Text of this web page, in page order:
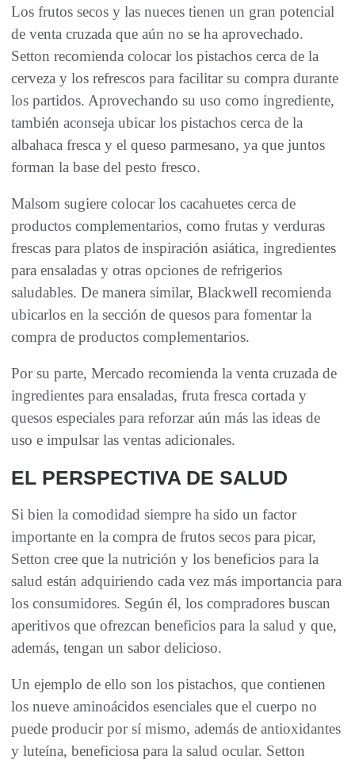
Los frutos secos y las nueces tienen un gran potencial
de venta cruzada que aún no se ha aprovechado.
Setton recomienda colocar los pistachos cerca de la
cerveza y los refrescos para facilitar su compra durante
los partidos. Aprovechando su uso como ingrediente,
también aconseja ubicar los pistachos cerca de la
albahaca fresca y el queso parmesano, ya que juntos
forman la base del pesto fresco.
Malsom sugiere colocar los cacahuetes cerca de
productos complementarios, como frutas y verduras
frescas para platos de inspiración asiática, ingredientes
para ensaladas y otras opciones de refrigerios
saludables. De manera similar, Blackwell recomienda
ubicarlos en la sección de quesos para fomentar la
compra de productos complementarios.
Por su parte, Mercado recomienda la venta cruzada de
ingredientes para ensaladas, fruta fresca cortada y
quesos especiales para reforzar aún más las ideas de
uso e impulsar las ventas adicionales.
EL PERSPECTIVA DE SALUD
Si bien la comodidad siempre ha sido un factor
importante en la compra de frutos secos para picar,
Setton cree que la nutrición y los beneficios para la
salud están adquiriendo cada vez más importancia para
los consumidores. Según él, los compradores buscan
aperitivos que ofrezcan beneficios para la salud y que,
además, tengan un sabor delicioso.
Un ejemplo de ello son los pistachos, que contienen
los nueve aminoácidos esenciales que el cuerpo no
puede producir por sí mismo, además de antioxidantes
y luteína, beneficiosa para la salud ocular. Setton